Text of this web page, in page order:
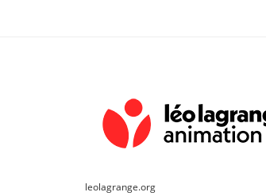
leolagrange.org